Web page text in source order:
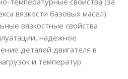
вязкости базовых масел)
вязкостные свойства
надежное
деталей двигателя в
и температур